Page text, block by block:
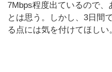
7Mbps程度出ているので
とは思う。しかし、3日間
る点には気を付けてほしい